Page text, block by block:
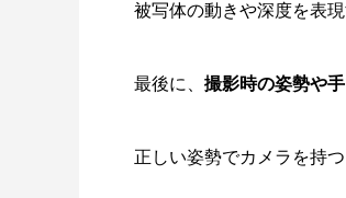
被写体の動きや深度を表
最後に、 撮影時の姿勢や
正しい姿勢でカメラを持